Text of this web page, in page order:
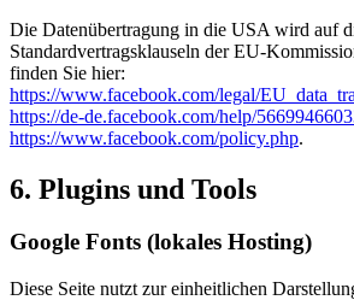
Die Datenübertragung in die USA wird auf
Standardvertragsklauseln der EU-
finden Sie hier:
https://www.facebook.com/legal/
https://de-de.facebook.com/help/
https://www.facebook.com/policy.php.
6. Plugins und Tools
Google Fonts (lokales Hosting)
Diese Seite nutzt zur einheitlichen